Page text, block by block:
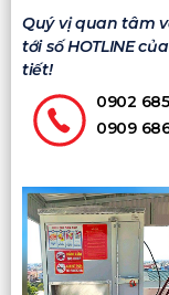
Quý vị quan tâm
tới số HOTLINE
tiết!
0902
0909